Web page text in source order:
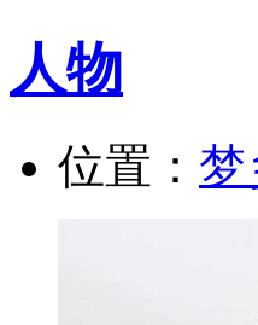
人物
位置： 梦